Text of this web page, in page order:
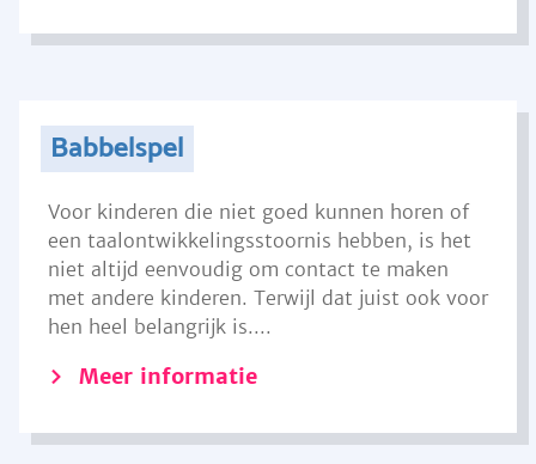
Babbelspel
Voor kinderen die niet goed kunnen horen of
een taalontwikkelingsstoornis hebben, is het
niet altijd eenvoudig om contact te maken
met andere kinderen. Terwijl dat juist ook voor
hen heel belangrijk is....
Meer informatie